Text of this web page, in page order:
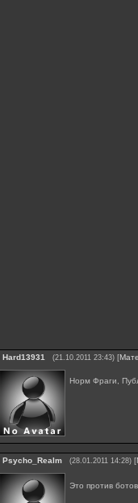
Hard13931 (21.10.2011 23:43) [
Норм Фраги,
Psycho_Realm (28.01.2011 14:28) [
Это против